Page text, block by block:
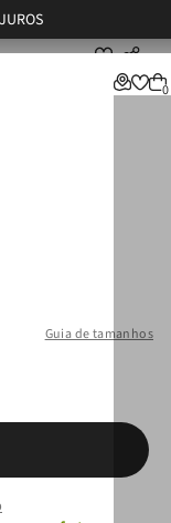
0
PJ7637
Guia de tamanhos